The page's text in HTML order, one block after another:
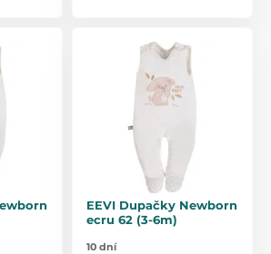
EEVI Dupačky Newborn
ecru 62 (3-6m)
10 dní